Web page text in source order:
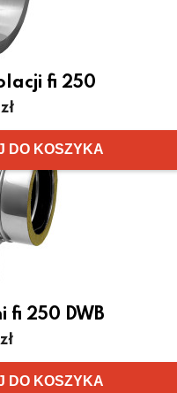
fi 250
DO KOSZYKA
fi 250 DWB
DO KOSZYKA